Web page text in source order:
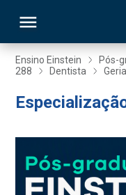
Ensino Einstein Pós-
288
Dentista